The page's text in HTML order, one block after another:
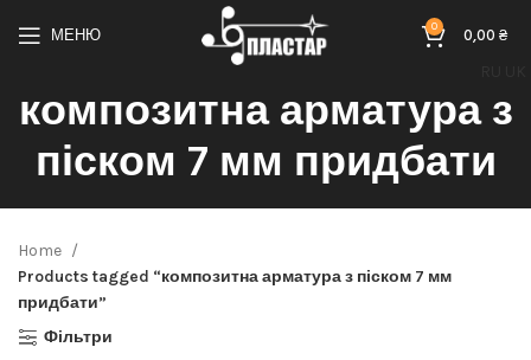
МЕНЮ 0 0,00₴
композитна арматура з
піском 7 мм придбати
Home
Products tagged “композитна арматура з піском 7 мм
придбати”
Фільтри